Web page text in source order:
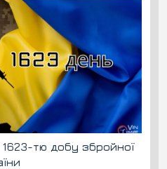
тю добу збройної